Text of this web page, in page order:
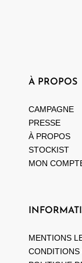
À PROPOS
CAMPAGNE
PRESSE
À PROPOS
STOCKIST
MON
MENTIONS
CONDITIONS